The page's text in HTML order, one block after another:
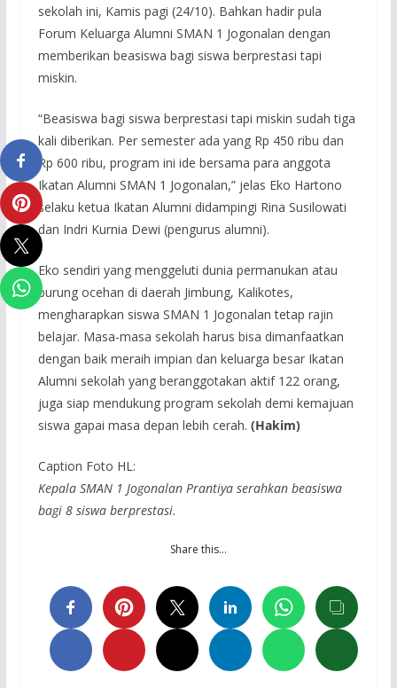
sekolah ini, Kamis pagi (24/10). Bahkan hadir pula
Forum Keluarga Alumni SMAN 1 Jogonalan dengan
memberikan beasiswa bagi siswa berprestasi tapi
miskin.
“Beasiswa bagi siswa berprestasi tapi miskin sudah tiga
kali diberikan. Per semester ada yang Rp 450 ribu dan
Rp 600 ribu, program ini ide bersama para anggota
Ikatan Alumni SMAN 1 Jogonalan,” jelas Eko Hartono
selaku ketua Ikatan Alumni didampingi Rina Susilowati
dan Indri Kurnia Dewi (pengurus alumni).
Eko sendiri yang menggeluti dunia permanukan atau
burung ocehan di daerah Jimbung, Kalikotes,
mengharapkan siswa SMAN 1 Jogonalan tetap rajin
belajar. Masa-masa sekolah harus bisa dimanfaatkan
dengan baik meraih impian dan keluarga besar Ikatan
Alumni sekolah yang beranggotakan aktif 122 orang,
juga siap mendukung program sekolah demi kemajuan
siswa gapai masa depan lebih cerah. (Hakim)
Caption Foto HL:
Kepala SMAN 1 Jogonalan Prantiya serahkan beasiswa
bagi 8 siswa berprestasi.
Share this…